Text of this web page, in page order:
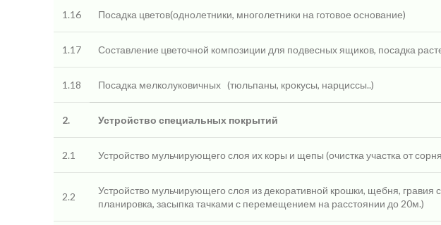
1.16 Посадка цветов(однолетники, многолетники на готовое основание)
1.17 Составление цветочной композиции для подвесных ящиков, посадка
1.18 Посадка мелколуковичных (тюльпаны, крокусы, нарциссы..)
2. Устройство специальных покрытий
2.1 Устройство мульчирующего слоя их коры и щепы (очистка участка от
2.2
Устройство мульчирующего слоя из декоративной крошки, щебня, гравия с
планировка, засыпка тачками с перемещением на расстоянии до 20м.)